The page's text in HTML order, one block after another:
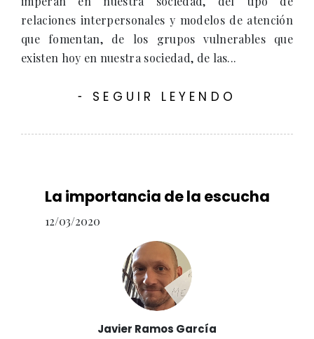
relaciones interpersonales y modelos de atención
que fomentan, de los grupos vulnerables que
existen hoy en nuestra sociedad, de las...
- SEGUIR LEYENDO
La importancia de la escucha
12/03/2020
Javier Ramos García